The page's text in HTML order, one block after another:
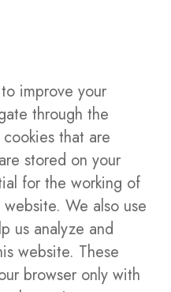
improve your
through the
that are
stored on your
for the working of
We also use
us analyze and
website. These
browser only with